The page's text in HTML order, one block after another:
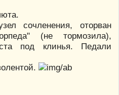
сочленения, оторван
(не тормозила),
под клинья. Педали